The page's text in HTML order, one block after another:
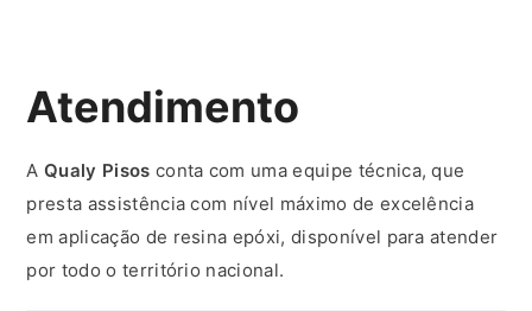
Atendimento
AQualy Pisos conta com uma equipe técnica, que
presta assistência com nível máximo de excelência
em aplicação de resina epóxi, disponível para atender
por todo o território nacional.